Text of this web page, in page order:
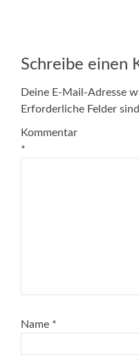
Schreibe einen
Deine E-Mail-Adresse
Erforderliche Felder
Kommentar
*
Name *